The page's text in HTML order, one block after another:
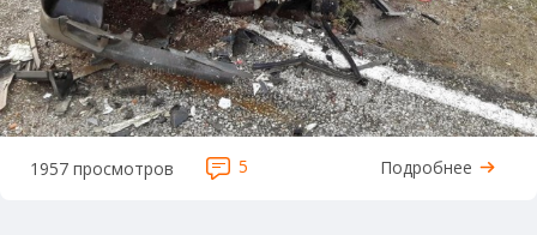
1957 просмотров 5 Подробнее